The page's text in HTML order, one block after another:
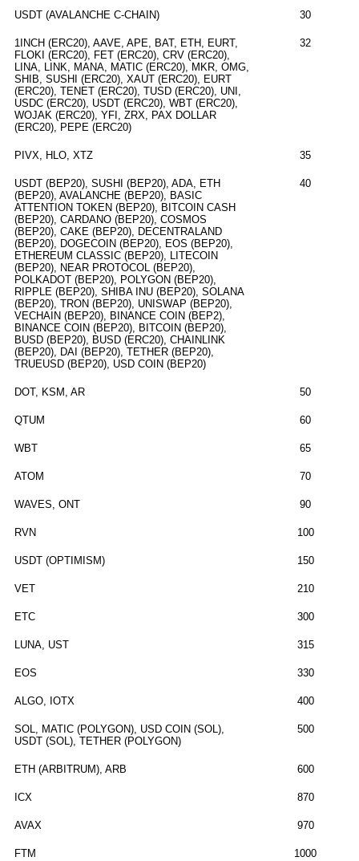
USDT (AVALANCHE C-CHAIN) 30
1INCH (ERC20), AAVE, APE, BAT, ETH, EURT,
FLOKI (ERC20), FET (ERC20), CRV (ERC20),
LINA, LINK, MANA, MATIC (ERC20), MKR, OMG,
SHIB, SUSHI (ERC20), XAUT (ERC20), EURT
(ERC20), TENET (ERC20), TUSD (ERC20), UNI,
USDC (ERC20), USDT (ERC20), WBT (ERC20),
WOJAK (ERC20), YFI, ZRX, PAX DOLLAR
(ERC20), PEPE (ERC20)
32
PIVX, HLO, XTZ 35
USDT (BEP20), SUSHI (BEP20), ADA, ETH
(BEP20), AVALANCHE (BEP20), BASIC
ATTENTION TOKEN (BEP20), BITCOIN CASH
(BEP20), CARDANO (BEP20), COSMOS
(BEP20), CAKE (BEP20), DECENTRALAND
(BEP20), DOGECOIN (BEP20), EOS (BEP20),
ETHEREUM CLASSIC (BEP20), LITECOIN
(BEP20), NEAR PROTOCOL (BEP20),
POLKADOT (BEP20), POLYGON (BEP20),
RIPPLE (BEP20), SHIBA INU (BEP20), SOLANA
(BEP20), TRON (BEP20), UNISWAP (BEP20),
VECHAIN (BEP20), BINANCE COIN (BEP2),
BINANCE COIN (BEP20), BITCOIN (BEP20),
BUSD (BEP20), BUSD (ERC20), CHAINLINK
(BEP20), DAI (BEP20), TETHER (BEP20),
TRUEUSD (BEP20), USD COIN (BEP20)
40
DOT, KSM, AR 50
QTUM 60
WBT 65
ATOM 70
WAVES, ONT 90
RVN 100
USDT (OPTIMISM) 150
VET 210
ETC 300
LUNA, UST 315
EOS 330
ALGO, IOTX 400
SOL, MATIC (POLYGON), USD COIN (SOL),
USDT (SOL), TETHER (POLYGON)
500
ETH (ARBITRUM), ARB 600
ICX 870
AVAX 970
FTM 1000